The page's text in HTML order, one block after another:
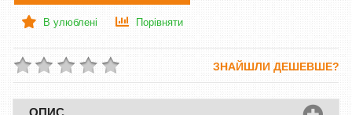
В улюблені Порівняти
ЗНАЙШЛИ ДЕШЕВШЕ?
ОПИС